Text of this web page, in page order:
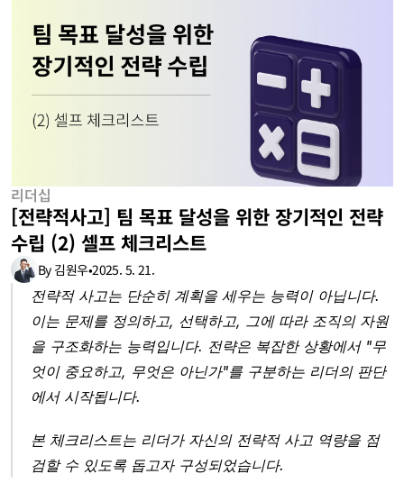
리더십
[전략적사고] 팀 목표 달성을 위한 장기적인 전략
수립 (2) 셀프 체크리스트
By 김원우•2025. 5. 21.
전략적 사고는 단순히 계획을 세우는 능력이 아닙니다.
이는 문제를 정의하고, 선택하고, 그에 따라 조직의 자원
을 구조화하는 능력입니다. 전략은 복잡한 상황에서 "무
엇이 중요하고, 무엇은 아닌가"를 구분하는 리더의 판단
에서 시작됩니다.
본 체크리스트는 리더가 자신의 전략적 사고 역량을 점
검할 수 있도록 돕고자 구성되었습니다.